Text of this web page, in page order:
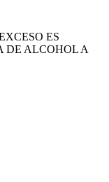
ES
DE ALCOHOL A